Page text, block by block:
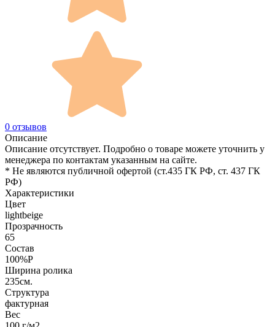
0 отзывов
Описание
Описание отсутствует. Подробно о товаре можете уточнить у
менеджера по контактам указанным на сайте.
* Не являются публичной офертой (ст.435 ГК РФ, cт. 437 ГК
РФ)
Характеристики
Цвет
lightbeige
Прозрачность
65
Состав
100%P
Ширина ролика
235см.
Структура
фактурная
Вес